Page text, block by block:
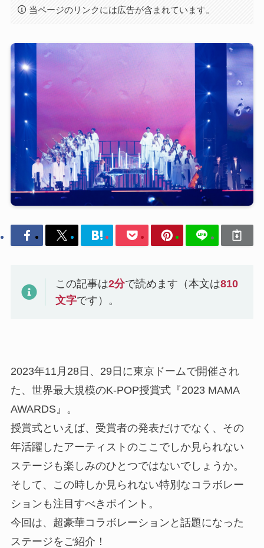
当ページのリンクには広告が含まれています。
この記事は2分で読めます（本文は810
文字です）。
2023年11月28日、29日に東京ドームで開催され
た、世界最大規模のK-POP授賞式『2023 MAMA
AWARDS』。
授賞式といえば、受賞者の発表だけでなく、その
年活躍したアーティストのここでしか見られない
ステージも楽しみのひとつではないでしょうか。
そして、この時しか見られない特別なコラボレー
ションも注目すべきポイント。
今回は、超豪華コラボレーションと話題になった
ステージをご紹介！